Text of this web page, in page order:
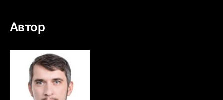
Автор